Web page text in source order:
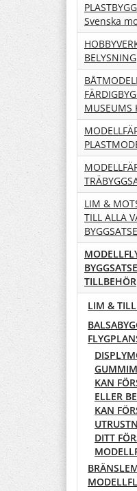
Svenska
BELYSNING
MUSEUMS
LIM &
TILL ALLA
TILLBEHÖR
LIM &
KAN
ELLER
KAN
DITT